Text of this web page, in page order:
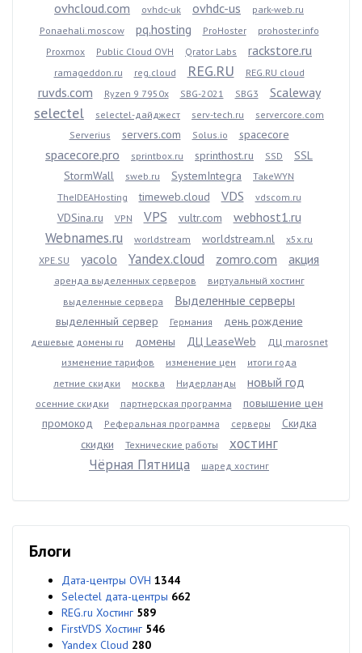
ovhcloud.com ovhdc-uk ovhdc-us
park-web.ru
Ponaehali.moscow
pq.hosting ProHoster
prohoster.info
Proxmox
Public Cloud OVH Qrator Labs rackstore.ru
ramageddon.ru reg.cloud REG.RU REG.RU cloud
ruvds.com Ryzen 9 7950x SBG-2021 SBG3 Scaleway
selectel selectel-дайджест serv-tech.ru
servercore.com
Serverius
servers.com Solus.io spacecore
spacecore.pro sprintbox.ru sprinthost.ru SSD
SSL
StormWall
sweb.ru SystemIntegra
TakeWYN
TheIDEAHosting
timeweb.cloud VDS vdscom.ru
VDSina.ru VPN VPS vultr.com webhost1.ru
Webnames.ru worldstream worldstream.nl
x5x.ru
XPE.SU
yacolo Yandex.cloud zomro.com акция
аренда выделенных серверов
виртуальный хостинг
выделенные сервера
Выделенные серверы
выделенный сервер Германия день рождение
дешевые домены ru домены ДЦ LeaseWeb
ДЦ marosnet
изменение тарифов
изменение цен
итоги года
летние скидки
москва Нидерланды новый год
осенние скидки партнерская программа
повышение цен
промокод
Реферальная программа серверы
Скидка
скидки
Технические работы
хостинг
Чёрная Пятница
шаред хостинг
Блоги
Дата-центры OVH 1344
Selectel дата-центры 662
REG.ru Хостинг 589
FirstVDS Хостинг 546
Yandex Cloud 280